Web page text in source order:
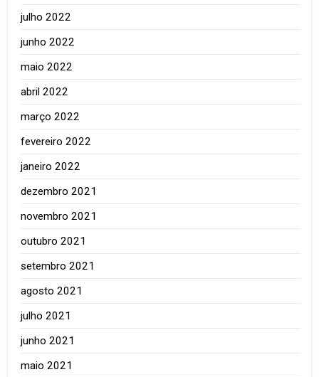
julho 2022
junho 2022
maio 2022
abril 2022
março 2022
fevereiro 2022
janeiro 2022
dezembro 2021
novembro 2021
outubro 2021
setembro 2021
agosto 2021
julho 2021
junho 2021
maio 2021